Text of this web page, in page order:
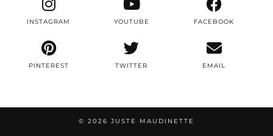
TWITTER
INSTAGRAM FACEBOOK
PINTEREST
YOUTUBE
EMAIL
© 2026 JUSTE MAUDINETTE